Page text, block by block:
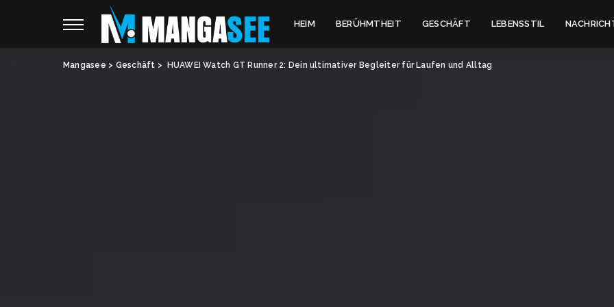
HEIM BERÜHMTHEIT GESCHÄFT LEBENSSTIL
Mangasee > Geschäft > HUAWEI Watch GT Runner 2: Dein ultimativer Begleiter für Laufen und Alltag